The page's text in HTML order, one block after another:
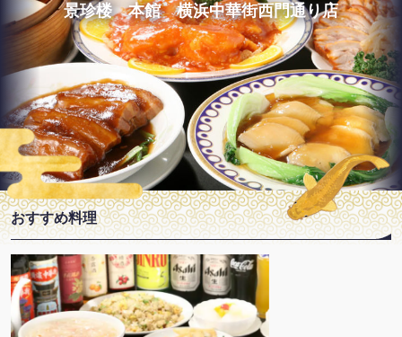
景珍楼 本館 横浜中華街西門通り店
おすすめ料理